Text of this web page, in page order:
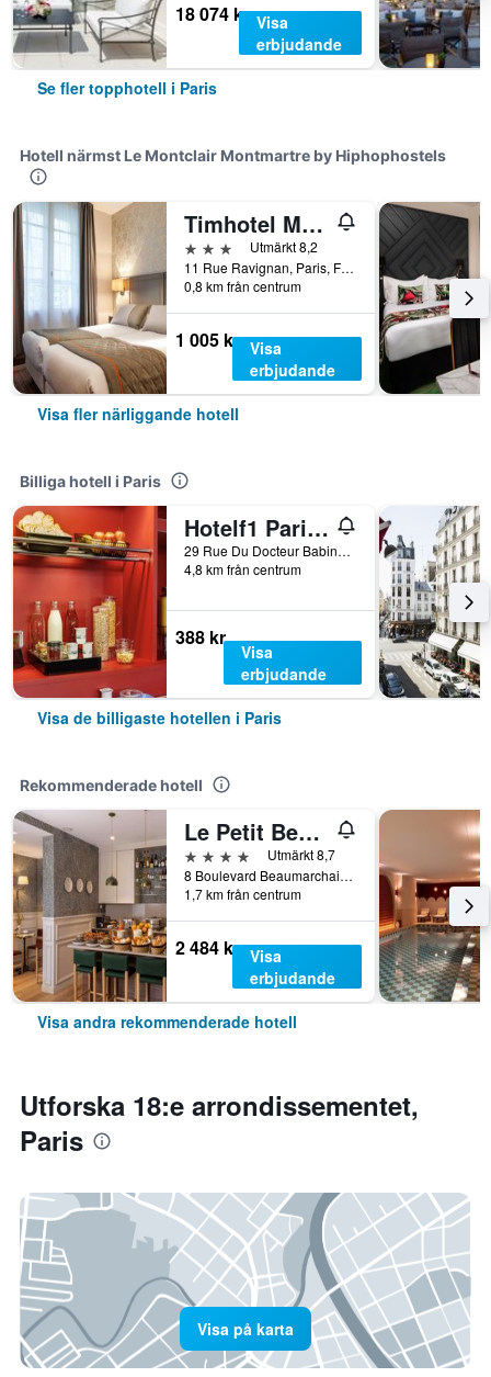
18 074 kr Visa
erbjudande
Se fler topphotell i Paris
Hotell närmst Le Montclair Montmartre by Hiphophostels
Timhotel Montmartre
3 stjärnorUtmärkt 8,2
11 Rue Ravignan, Paris, Frankrike
0,8 km från centrum
1 005 kr Visa
erbjudande
Visa fler närliggande hotell
Billiga hotell i Paris
Hotelf1 Paris Saint Ouen Marché Aux Puces
29 Rue Du Docteur Babinski, Paris, Frankrike
4,8 km från centrum
388 kr
Visa
erbjudande
Visa de billigaste hotellen i Paris
Rekommenderade hotell
Le Petit Beaumarchais Hotel & Spa
4 stjärnor
Utmärkt 8,7
8 Boulevard Beaumarchais, Paris, Frankrike
1,7 km från centrum
2 484 kr Visa
erbjudande
Visa andra rekommenderade hotell
Utforska 18:e arrondissementet,
Paris
Visa på karta